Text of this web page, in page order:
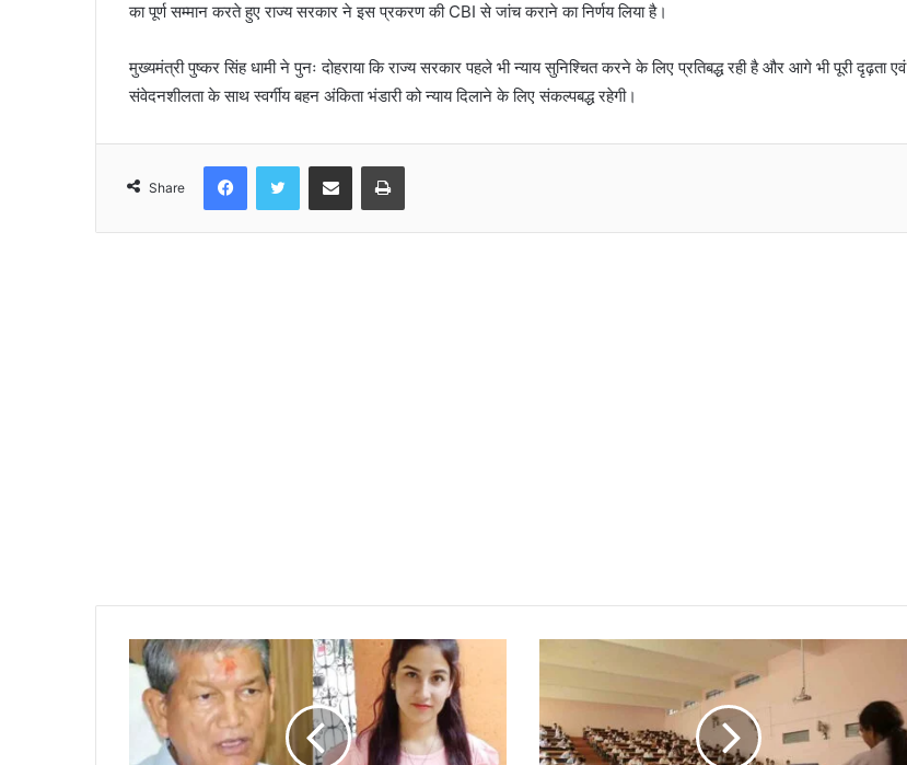
का पूर्ण सम्मान करते हुए राज्य सरकार ने इस प्रकरण की CBI से जांच कराने का निर्णय लिया है।
मुख्यमंत्री पुष्कर सिंह धामी ने पुनः दोहराया कि राज्य सरकार पहले भी न्याय सुनिश्चित करने के लिए प्रतिबद्ध रही है और आगे भी पूरी दृढ़ता एवं
संवेदनशीलता के साथ स्वर्गीय बहन अंकिता भंडारी को न्याय दिलाने के लिए संकल्पबद्ध रहेगी।
Share